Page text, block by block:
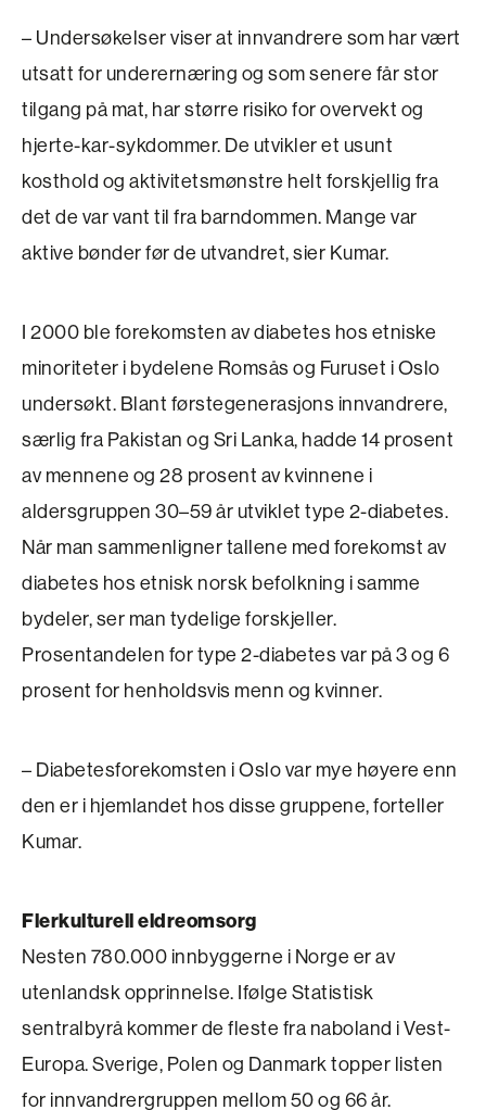
– Undersøkelser viser at innvandrere som har vært
utsatt for underernæring og som senere får stor
tilgang på mat, har større risiko for overvekt og
hjerte-kar-sykdommer. De utvikler et usunt
kosthold og aktivitetsmønstre helt forskjellig fra
det de var vant til fra barndommen. Mange var
aktive bønder før de utvandret, sier Kumar.
I 2000 ble forekomsten av diabetes hos etniske
minoriteter i bydelene Romsås og Furuset i Oslo
undersøkt. Blant førstegenerasjons innvandrere,
særlig fra Pakistan og Sri Lanka, hadde 14 prosent
av mennene og 28 prosent av kvinnene i
aldersgruppen 30–59 år utviklet type 2-diabetes.
Når man sammenligner tallene med forekomst av
diabetes hos etnisk norsk befolkning i samme
bydeler, ser man tydelige forskjeller.
Prosentandelen for type 2-diabetes var på 3 og 6
prosent for henholdsvis menn og kvinner.
– Diabetesforekomsten i Oslo var mye høyere enn
den er i hjemlandet hos disse gruppene, forteller
Kumar.
Flerkulturell eldreomsorg
Nesten 780.000 innbyggerne i Norge er av
utenlandsk opprinnelse. Ifølge Statistisk
sentralbyrå kommer de fleste fra naboland i Vest-
Europa. Sverige, Polen og Danmark topper listen
for inn­vandrer­gruppen mellom 50 og 66 år.